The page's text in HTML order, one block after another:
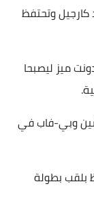
كارجيل وتحتفظ
ميز ليصبحا
وبي-فاب في
بلقب بطولة